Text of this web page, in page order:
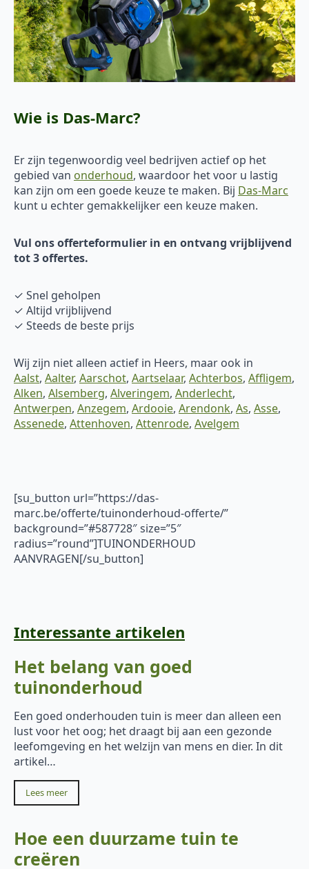
Wie is Das-Marc?
Er zijn tegenwoordig veel bedrijven actief op het
gebied van onderhoud, waardoor het voor u lastig
kan zijn om een goede keuze te maken. Bij Das-Marc
kunt u echter gemakkelijker een keuze maken.
Vul ons offerteformulier in en ontvang vrijblijvend
tot 3 offertes.
✓ Snel geholpen
✓ Altijd vrijblijvend
✓ Steeds de beste prijs
Wij zijn niet alleen actief in Heers, maar ook in
Aalst, Aalter, Aarschot, Aartselaar, Achterbos, Affligem,
Alken, Alsemberg, Alveringem, Anderlecht,
Antwerpen, Anzegem, Ardooie, Arendonk, As, Asse,
Assenede, Attenhoven, Attenrode, Avelgem
[su_button url=”https://das-
marc.be/offerte/tuinonderhoud-offerte/”
background=”#587728″ size=”5″
radius=”round”]TUINONDERHOUD
AANVRAGEN[/su_button]
Interessante artikelen
Het belang van goed
tuinonderhoud
Een goed onderhouden tuin is meer dan alleen een
lust voor het oog; het draagt bij aan een gezonde
leefomgeving en het welzijn van mens en dier. In dit
artikel…
Lees meer
Hoe een duurzame tuin te
creëren